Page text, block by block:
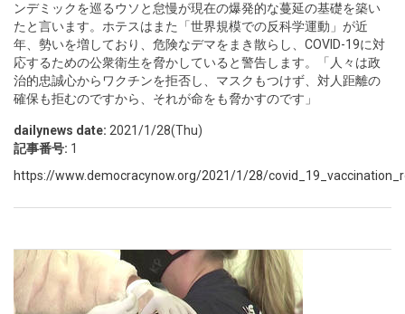
ンデミックを巡るウソと怠慢が現在の爆発的な蔓延の基礎を築い
たと言います。ホテスはまた「世界規模での反科学運動」が近
年、勢いを増しており、危険なデマをまき散らし、COVID-19に対
応するための公衆衛生を脅かしていると警告します。「人々は政
治的忠誠心からワクチンを拒否し、マスクもつけず、対人距離の
確保も拒むのですから、それが命をも脅かすのです」
dailynews date: 2021/1/28(Thu)
記事番号: 1
https://www.democracynow.org/2021/1/28/